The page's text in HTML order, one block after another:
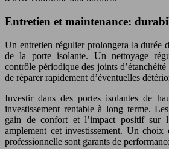
Entretien et maintenance:
Un entretien régulier prolongera la durée
de la porte isolante. Un nettoyage
contrôle périodique des joints
de réparer rapidement d’éventuelles
Investir dans des portes isolantes de
investissement rentable à long terme.
gain de confort et l’impact positif sur
amplement cet investissement. Un choix
professionnelle sont garants de